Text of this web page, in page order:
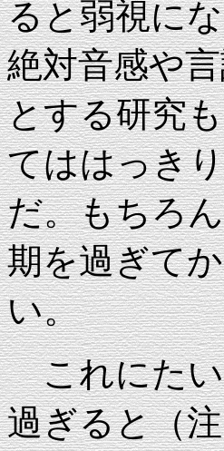
ると弱視に
絶対音感や
とする研究
てははっき
だ。もちろ
期を過ぎて
い。
これにたい
過ぎると（